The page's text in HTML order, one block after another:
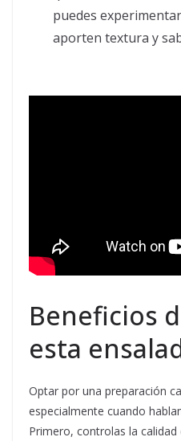
puedes
aporten textura y
Beneficios
esta
Optar por una preparación
especialmente cuando
Primero, controlas la